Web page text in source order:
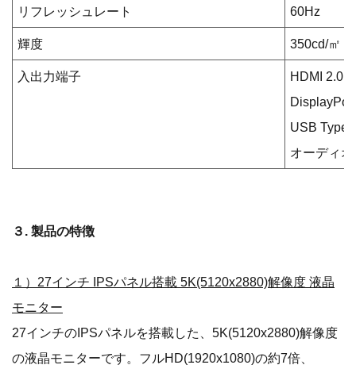
リフレッシュレート 60Hz
輝度 350cd/㎡
入出力端子
HDMI 2.0
USB
オーディ
３. 製品の特徴
１）27インチ IPSパネル搭載 5K(5120x2880)解像度 液晶
モニター
27インチのIPSパネルを搭載した、5K(5120x2880)解像度
の液晶モニターです。フルHD(1920x1080)の約7倍、